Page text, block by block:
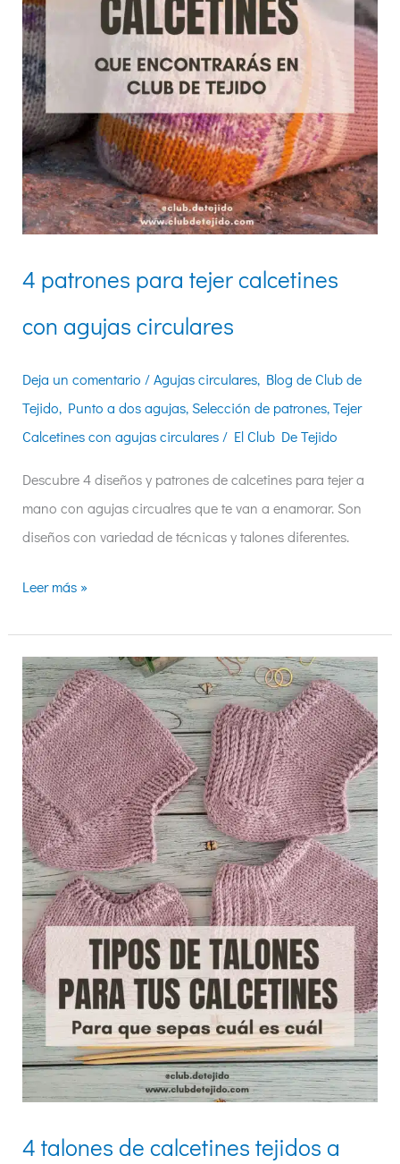
4 patrones para tejer calcetines
con agujas circulares
Deja un comentario /Agujas circulares, Blog de Club de
Tejido, Punto a dos agujas, Selección de patrones,Tejer
Calcetines con agujas circulares/ El Club De Tejido
Descubre 4 diseños y patrones de calcetines para tejer a
mano con agujas circualres que te van a enamorar. Son
diseños con variedad de técnicas y talones diferentes.
Leer más »
4 talones de calcetines tejidos a
4
talones
de
calcetines
tejidos
a
mano
con
agujas
circulares